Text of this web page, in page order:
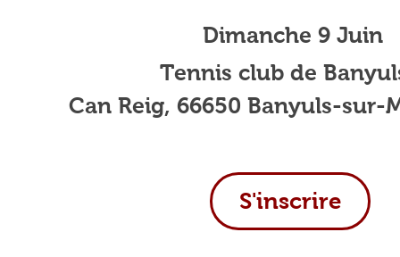
Dimanche 9 Juin
Tennis club de
Can Reig, 66650 Banyuls-sur-
S'inscrire